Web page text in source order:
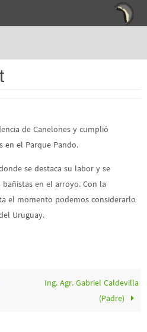
de Canelones y cumplió
en el Parque Pando.
se destaca su labor y se
en el arroyo. Con la
el momento podemos considerarlo
Uruguay.
Ing. Agr. Gabriel Caldevilla
(Padre)